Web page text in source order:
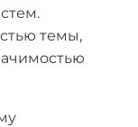
темы,